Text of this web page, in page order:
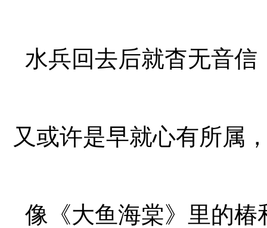
水兵回去后就杳无音
又或许是早就心有所属
像《大鱼海棠》里的